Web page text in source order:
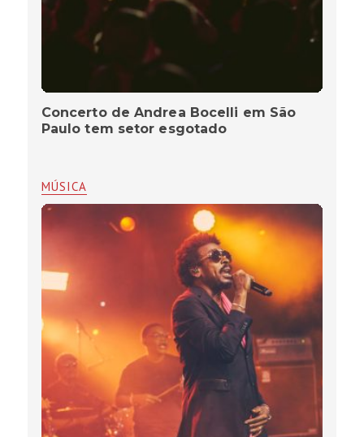
Concerto de Andrea Bocelli em São
Paulo tem setor esgotado
MÚSICA